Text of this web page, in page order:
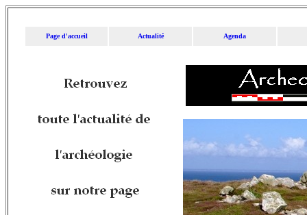
Page d'accueil Actualité Agenda